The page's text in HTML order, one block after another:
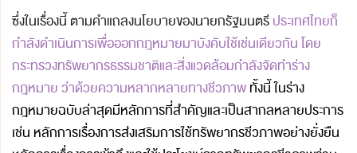
ซึ่งในเรื่องนี้ ตามคำแถลงนโยบายของนายกรัฐมนตรีประเทศไทยก็
กำลังดำเนินการเพื่อออกกฎหมายมาบังคับใช้เช่นเดียวกัน โดย
กระทรวงทรัพยากรธรรมชาติและสิ่งแวดล้อมกำลังจัดทำร่าง
กฎหมาย ว่าด้วยความหลากหลายทางชีวภาพทั้งนี้ ในร่าง
กฎหมายฉบับล่าสุดมีหลักการที่สำคัญและเป็นสากลหลายประการ
เช่น หลักการเรื่องการส่งเสริมการใช้ทรัพยากรชีวภาพอย่างยั่งยืน